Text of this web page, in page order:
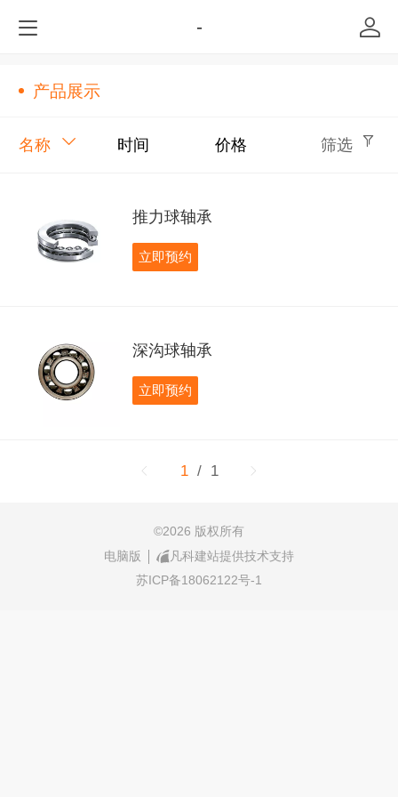
-
产品展示
名称 时间 价格 筛选
推力球轴承
立即预约
深沟球轴承
立即预约
1 / 1
©2026 版权所有
电脑版
凡科建站提供技术支持
苏ICP备18062122号-1